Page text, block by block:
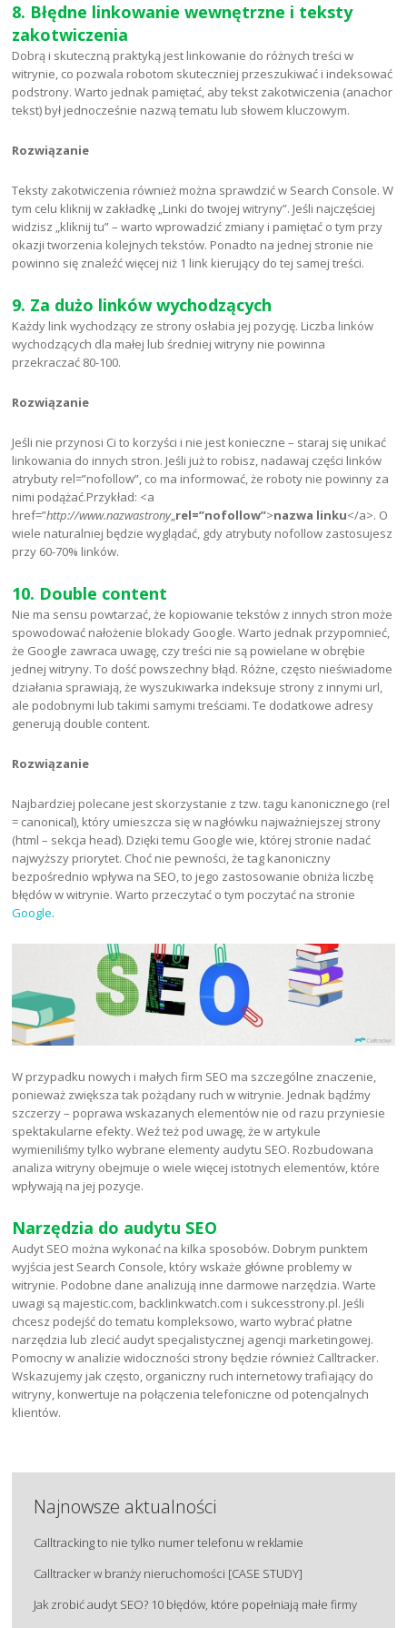
8. Błędne linkowanie wewnętrzne i teksty
zakotwiczenia
Dobrą i skuteczną praktyką jest linkowanie do różnych treści w
witrynie, co pozwala robotom skuteczniej przeszukiwać i indeksować
podstrony. Warto jednak pamiętać, aby tekst zakotwiczenia (anachor
tekst) był jednocześnie nazwą tematu lub słowem kluczowym.
Rozwiązanie
Teksty zakotwiczenia również można sprawdzić w Search Console. W
tym celu kliknij w zakładkę „Linki do twojej witryny”. Jeśli najczęściej
widzisz „kliknij tu” – warto wprowadzić zmiany i pamiętać o tym przy
okazji tworzenia kolejnych tekstów. Ponadto na jednej stronie nie
powinno się znaleźć więcej niż 1 link kierujący do tej samej treści.
9. Za dużo linków wychodzących
Każdy link wychodzący ze strony osłabia jej pozycję. Liczba linków
wychodzących dla małej lub średniej witryny nie powinna
przekraczać 80-100.
Rozwiązanie
Jeśli nie przynosi Ci to korzyści i nie jest konieczne – staraj się unikać
linkowania do innych stron. Jeśli już to robisz, nadawaj części linków
atrybuty rel=”nofollow”, co ma informować, że roboty nie powinny za
nimi podążać.Przykład: <a
href=”http://www.nazwastrony„rel=”nofollow”>nazwa linku</a>. O
wiele naturalniej będzie wyglądać, gdy atrybuty nofollow zastosujesz
przy 60-70% linków.
10. Double content
Nie ma sensu powtarzać, że kopiowanie tekstów z innych stron może
spowodować nałożenie blokady Google. Warto jednak przypomnieć,
że Google zawraca uwagę, czy treści nie są powielane w obrębie
jednej witryny. To dość powszechny błąd. Różne, często nieświadome
działania sprawiają, że wyszukiwarka indeksuje strony z innymi url,
ale podobnymi lub takimi samymi treściami. Te dodatkowe adresy
generują double content.
Rozwiązanie
Najbardziej polecane jest skorzystanie z tzw. tagu kanonicznego (rel
= canonical), który umieszcza się w nagłówku najważniejszej strony
(html – sekcja head). Dzięki temu Google wie, której stronie nadać
najwyższy priorytet. Choć nie pewności, że tag kanoniczny
bezpośrednio wpływa na SEO, to jego zastosowanie obniża liczbę
błędów w witrynie. Warto przeczytać o tym poczytać na stronie
Google.
W przypadku nowych i małych firm SEO ma szczególne znaczenie,
ponieważ zwiększa tak pożądany ruch w witrynie. Jednak bądźmy
szczerzy – poprawa wskazanych elementów nie od razu przyniesie
spektakularne efekty. Weź też pod uwagę, że w artykule
wymieniliśmy tylko wybrane elementy audytu SEO. Rozbudowana
analiza witryny obejmuje o wiele więcej istotnych elementów, które
wpływają na jej pozycje.
Narzędzia do audytu SEO
Audyt SEO można wykonać na kilka sposobów. Dobrym punktem
wyjścia jest Search Console, który wskaże główne problemy w
witrynie. Podobne dane analizują inne darmowe narzędzia. Warte
uwagi są majestic.com, backlinkwatch.com i sukcesstrony.pl. Jeśli
chcesz podejść do tematu kompleksowo, warto wybrać płatne
narzędzia lub zlecić audyt specjalistycznej agencji marketingowej.
Pomocny w analizie widoczności strony będzie również Calltracker.
Wskazujemy jak często, organiczny ruch internetowy trafiający do
witryny, konwertuje na połączenia telefoniczne od potencjalnych
klientów.
Najnowsze aktualności
Calltracking to nie tylko numer telefonu w reklamie
Calltracker w branży nieruchomości [CASE STUDY]
Jak zrobić audyt SEO? 10 błędów, które popełniają małe firmy